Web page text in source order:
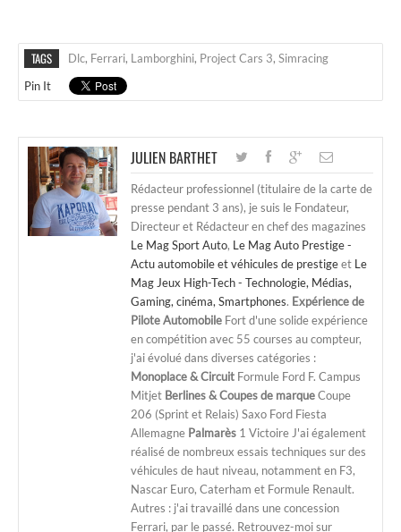
TAGS Dlc, Ferrari, Lamborghini, Project Cars 3, Simracing
Pin It
JULIEN BARTHET
Rédacteur professionnel (titulaire de la carte de
presse pendant 3 ans), je suis le Fondateur,
Directeur et Rédacteur en chef des magazines
Le Mag Sport Auto, Le Mag Auto Prestige -
Actu automobile et véhicules de prestigeet Le
Mag Jeux High-Tech - Technologie, Médias,
Gaming, cinéma, Smartphones. Expérience de
Pilote Automobile Fort d'une solide expérience
en compétition avec 55 courses au compteur,
j'ai évolué dans diverses catégories :
Monoplace & Circuit Formule Ford F. Campus
Mitjet Berlines & Coupes de marqueCoupe
206 (Sprint et Relais) Saxo Ford Fiesta
Allemagne Palmarès 1 Victoire J'ai également
réalisé de nombreux essais techniques sur des
véhicules de haut niveau, notamment en F3,
Nascar Euro, Caterham et Formule Renault.
Autres : j'ai travaillé dans une concession
Ferrari, par le passé. Retrouvez-moi sur